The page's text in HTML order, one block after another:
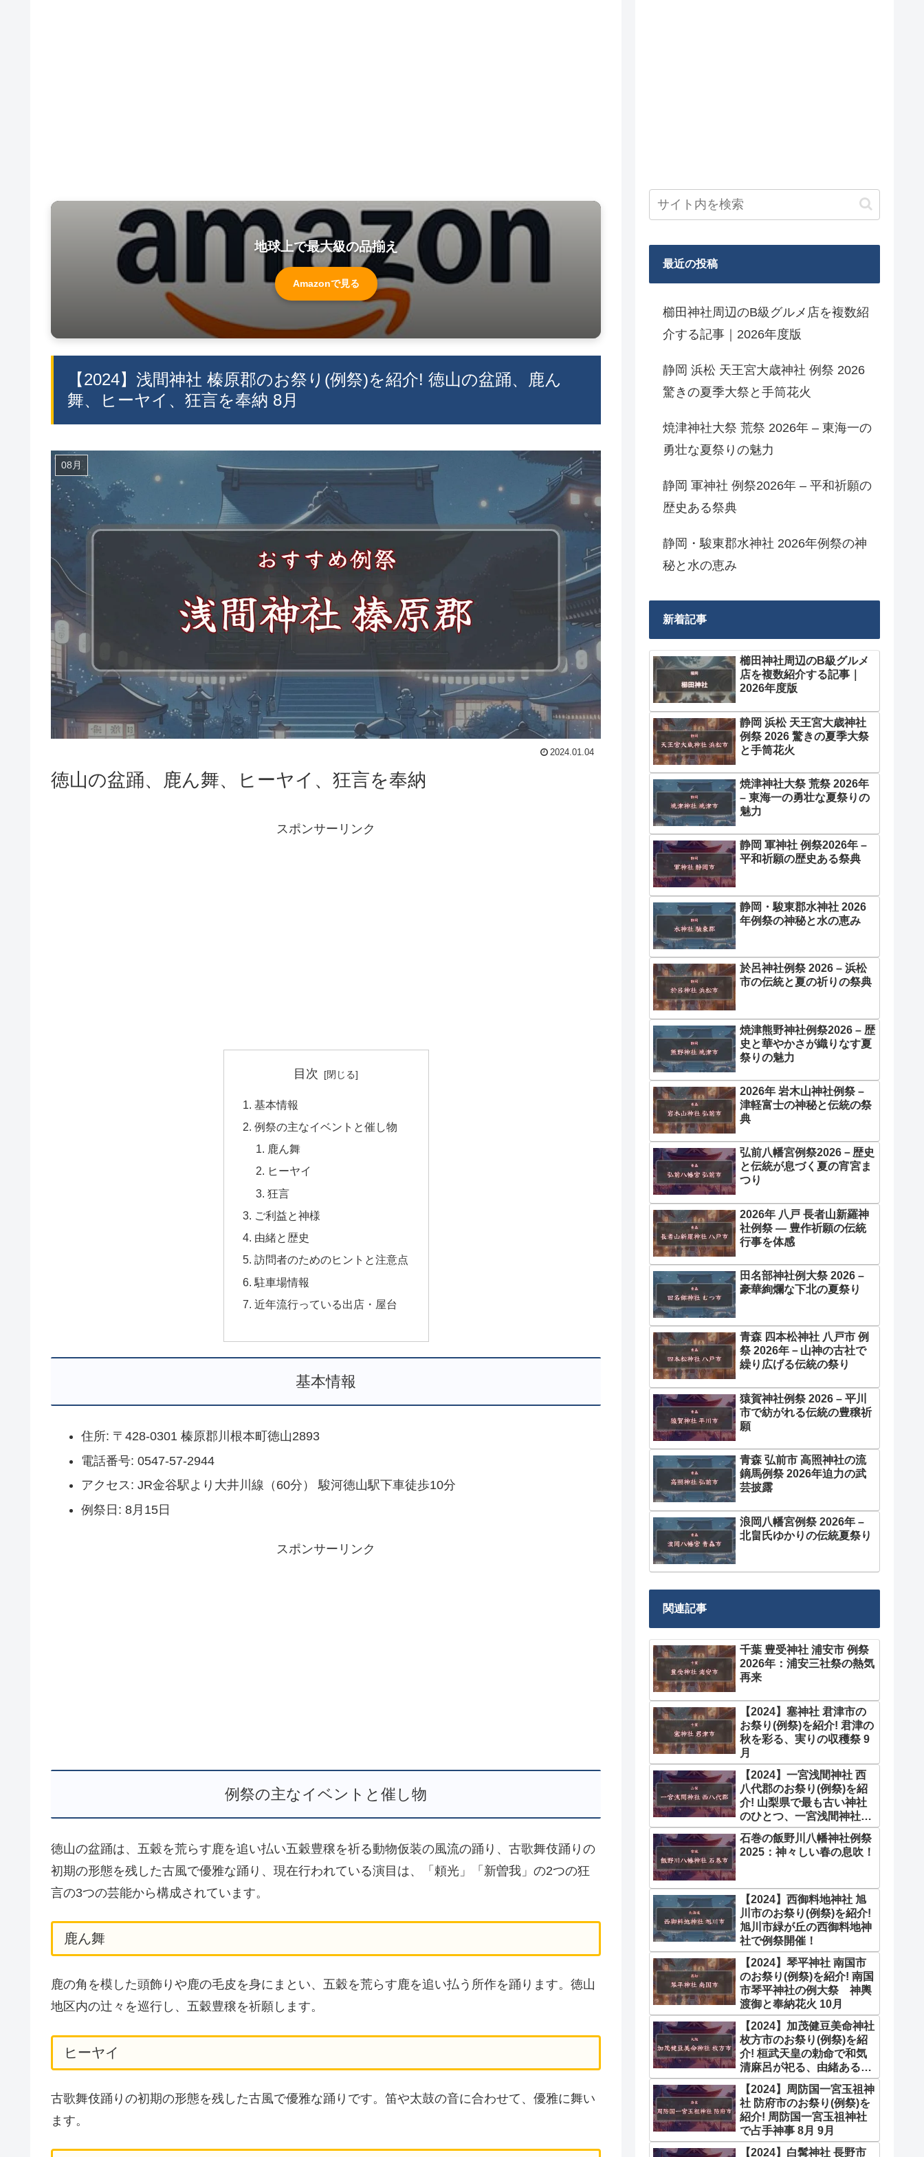
地球上で最大級の品揃え
Amazonで見る
【2024】浅間神社 榛原郡のお祭り(例祭)を紹介! 徳山の盆踊、鹿ん
舞、ヒーヤイ、狂言を奉納 8月
08月
2024.01.04
徳山の盆踊、鹿ん舞、ヒーヤイ、狂言を奉納
スポンサーリンク
目次
基本情報
例祭の主なイベントと催し物
鹿ん舞
ヒーヤイ
狂言
ご利益と神様
由緒と歴史
訪問者のためのヒントと注意点
駐車場情報
近年流行っている出店・屋台
基本情報
住所: 〒428-0301 榛原郡川根本町徳山2893
電話番号: 0547-57-2944
アクセス: JR金谷駅より大井川線（60分） 駿河徳山駅下車徒歩10分
例祭日: 8月15日
スポンサーリンク
例祭の主なイベントと催し物
徳山の盆踊は、五穀を荒らす鹿を追い払い五穀豊穣を祈る動物仮装の風流の踊り、古歌舞伎踊りの
初期の形態を残した古風で優雅な踊り、現在行われている演目は、「頼光」「新曽我」の2つの狂
言の3つの芸能から構成されています。
鹿ん舞
鹿の角を模した頭飾りや鹿の毛皮を身にまとい、五穀を荒らす鹿を追い払う所作を踊ります。徳山
地区内の辻々を巡行し、五穀豊穣を祈願します。
ヒーヤイ
古歌舞伎踊りの初期の形態を残した古風で優雅な踊りです。笛や太鼓の音に合わせて、優雅に舞い
ます。
最近の投稿
櫛田神社周辺のB級グルメ店を複数紹
介する記事｜2026年度版
静岡 浜松 天王宮大歳神社 例祭 2026
驚きの夏季大祭と手筒花火
焼津神社大祭 荒祭 2026年 – 東海一の
勇壮な夏祭りの魅力
静岡 軍神社 例祭2026年 – 平和祈願の
歴史ある祭典
静岡・駿東郡水神社 2026年例祭の神
秘と水の恵み
新着記事
櫛田神社周辺のB級グルメ
店を複数紹介する記事｜
2026年度版
静岡 浜松 天王宮大歳神社
例祭 2026 驚きの夏季大祭
と手筒花火
焼津神社大祭 荒祭 2026年
– 東海一の勇壮な夏祭りの
魅力
静岡 軍神社 例祭2026年 –
平和祈願の歴史ある祭典
静岡・駿東郡水神社 2026
年例祭の神秘と水の恵み
於呂神社例祭 2026 – 浜松
市の伝統と夏の祈りの祭典
焼津熊野神社例祭2026 – 歴
史と華やかさが織りなす夏
祭りの魅力
2026年 岩木山神社例祭 –
津軽富士の神秘と伝統の祭
典
弘前八幡宮例祭2026－歴史
と伝統が息づく夏の宵宮ま
つり
2026年 八戸 長者山新羅神
社例祭 ― 豊作祈願の伝統
行事を体感
田名部神社例大祭 2026 –
豪華絢爛な下北の夏祭り
青森 四本松神社 八戸市 例
祭 2026年－山神の古社で
繰り広げる伝統の祭り
猿賀神社例祭 2026 – 平川
市で紡がれる伝統の豊穣祈
願
青森 弘前市 高照神社の流
鏑馬例祭 2026年迫力の武
芸披露
浪岡八幡宮例祭 2026年 –
北畠氏ゆかりの伝統夏祭り
関連記事
千葉 豊受神社 浦安市 例祭
2026年：浦安三社祭の熱気
再来
【2024】塞神社 君津市の
お祭り(例祭)を紹介! 君津の
秋を彩る、実りの収穫祭 9
月
【2024】一宮浅間神社 西
八代郡のお祭り(例祭)を紹
介! 山梨県で最も古い神社
のひとつ、一宮浅間神社の
例大祭 11月
石巻の飯野川八幡神社例祭
2025：神々しい春の息吹！
【2024】西御料地神社 旭
川市のお祭り(例祭)を紹介!
旭川市緑が丘の西御料地神
社で例祭開催！
【2024】琴平神社 南国市
のお祭り(例祭)を紹介! 南国
市琴平神社の例大祭 神輿
渡御と奉納花火 10月
【2024】加茂健豆美命神社
枚方市のお祭り(例祭)を紹
介! 桓武天皇の勅命で和気
清麻呂が祀る、由緒ある神
社 10月
【2024】周防国一宮玉祖神
社 防府市のお祭り(例祭)を
紹介! 周防国一宮玉祖神社
で占手神事 8月 9月
【2024】白髯神社 長野市